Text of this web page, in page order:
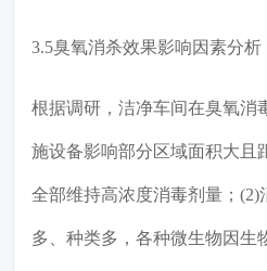
3.5臭氧消杀效果影响因素分析
根据调研，洁净车间在臭氧消
施设备影响部分区域面积大且
全部维持高浓度消毒剂量；
多、种类多，各种微生物因生